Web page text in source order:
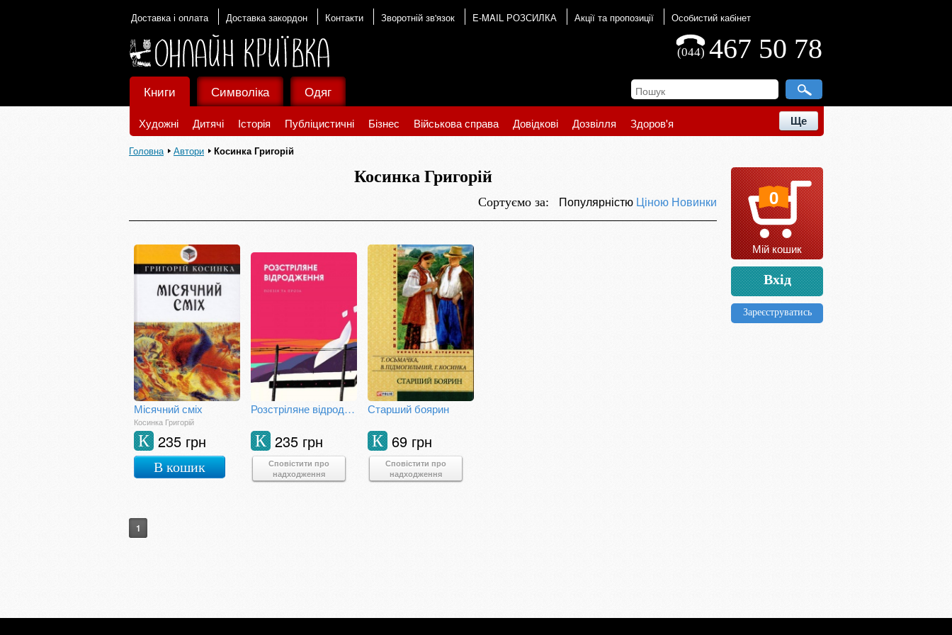
Доставка і оплата Доставка закордон Контакти Зворотній зв'язок E-MAIL РОЗСИЛКА Акції та пропозиції Особистий кабінет
467 50 78
(044)
Книги
Художні Дитячі Історія Публіцистичні Бізнес Військова справа Довідкові Дозвілля Здоров'я Ще
Символіка Одяг
Головна Автори Косинка Григорій
Косинка Григорій
Сортуємо за: Популярністю Ціною Новинки
Місячний сміх
Косинка Григорій
235 грн
К
В кошик
Розстріляне відродження
235 грн
К
Сповістити про
надходження
Старший боярин
69 грн
К
Сповістити про
надходження
1
0
Мій кошик
Вхід
Зареєструватись